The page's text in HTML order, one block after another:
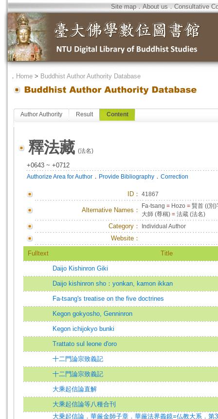
Site map．About us．Consultative
． Home > Buddhist Author Authority Database
Author Authority Result Content
釋法藏 (法名)
+0643 ~ +0712
Authorize Area for Author ． Provide Bibliography ． Correction
ID ： 41867
Alternative Names：
Fa-tsang = Hozo = 賢首 ((別
大師 (尊稱) = 法蔵 (法名)
Category： Individual Author
Website：
Fulltext Title
Daijo Kishinron Giki
Daijo kishinron sho：yonkan, kamon ikkan
Fa-tsang's treatise on the five doctrines
Kegon gokyosho, Genninron
Kegon ichijokyo bunki
Trattato sul leone d'oro
十二門論宗致義記
十二門論宗致義記
大乘起信論直解
大乘起信論等八種合刊
大乗起信論．華厳金師子章．華厳法界義鏡=仏教大系．第